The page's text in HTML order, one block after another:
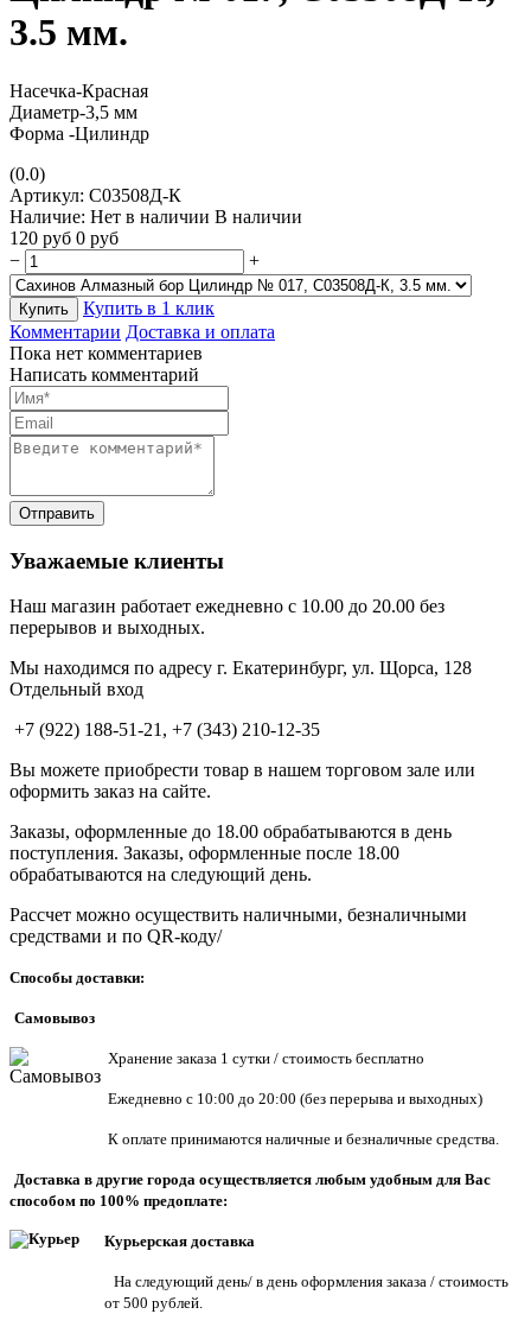
3.5 мм.
Насечка-Красная
Диаметр-3,5 мм
Форма -Цилиндр
(0.0)
Артикул: С03508Д-К
Наличие: Нет в наличии В наличии
120 руб 0 руб
−
+
Купить
Купить в 1 клик
Комментарии Доставка и оплата
Пока нет комментариев
Написать комментарий
Уважаемые клиенты
Наш магазин работает ежедневно с 10.00 до 20.00 без
перерывов и выходных.
Мы находимся по адресу г. Екатеринбург, ул. Щорса, 128
Отдельный вход
+7 (922) 188-51-21, +7 (343) 210-12-35
Вы можете приобрести товар в нашем торговом зале или
оформить заказ на сайте.
Заказы, оформленные до 18.00 обрабатываются в день
поступления. Заказы, оформленные после 18.00
обрабатываются на следующий день.
Рассчет можно осуществить наличными, безналичными
средствами и по QR-коду/
Способы доставки:
Самовывоз
Хранение заказа 1 сутки / стоимость бесплатно
Ежедневно с 10:00 до 20:00 (без перерыва и выходных)
К оплате принимаются наличные и безналичные средства.
Доставка в другие города осуществляется любым удобным для Вас
способом по 100% предоплате:
Курьерская доставка
На следующий день/ в день оформления заказа / стоимость
от 500 рублей.